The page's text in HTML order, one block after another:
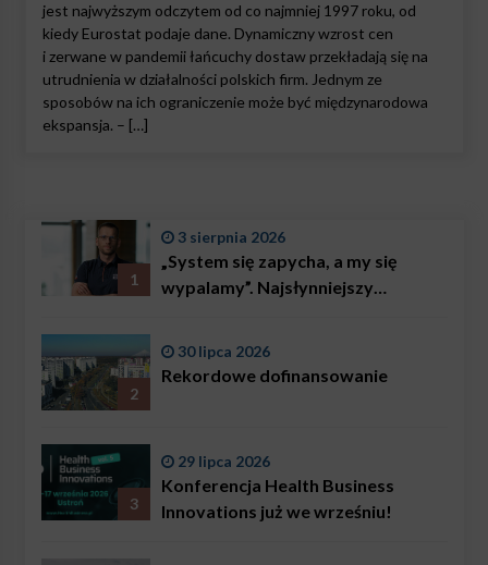
jest najwyższym odczytem od co najmniej 1997 roku, od
kiedy Eurostat podaje dane. Dynamiczny wzrost cen
i zerwane w pandemii łańcuchy dostaw przekładają się na
utrudnienia w działalności polskich firm. Jednym ze
sposobów na ich ograniczenie może być międzynarodowa
ekspansja. – […]
1
3 sierpnia 2026
„System się zapycha, a my się
wypalamy”. Najsłynniejszy
problemem są nie tylko choroby
2
30 lipca 2026
Rekordowe dofinansowanie
3
29 lipca 2026
Konferencja Health Business
Innovations już we wrześniu!